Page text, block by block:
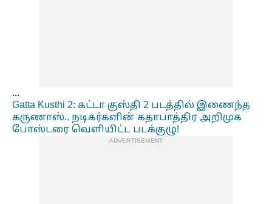
...
Gatta Kusthi 2: கட்டா குஸ்தி 2 படத்தில் இணைந்த
கருணாஸ்.. நடிகர்களின் கதாபாத்திர அறிமுக
போஸ்டரை வெளியிட்ட படக்குழு!
ADVERTISEMENT